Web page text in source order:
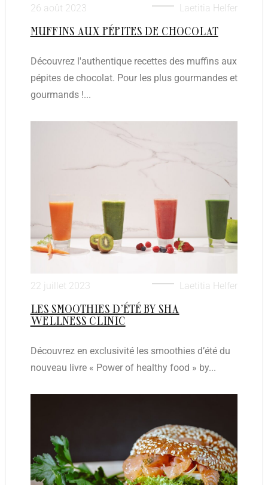
26 août 2023 Laetitia Helfer
MUFFINS AUX PÉPITES DE CHOCOLAT
Découvrez l'authentique recettes des muffins aux
pépites de chocolat. Pour les plus gourmandes et
gourmands !...
22 juillet 2023 Laetitia Helfer
LES SMOOTHIES D’ÉTÉ BY SHA
WELLNESS CLINIC
Découvrez en exclusivité les smoothies d’été du
nouveau livre « Power of healthy food » by...